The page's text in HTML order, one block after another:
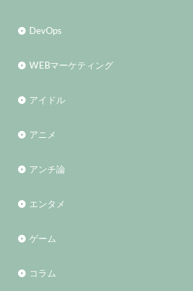
DevOps
WEBマーケティング
アイドル
アニメ
アンチ論
エンタメ
ゲーム
コラム